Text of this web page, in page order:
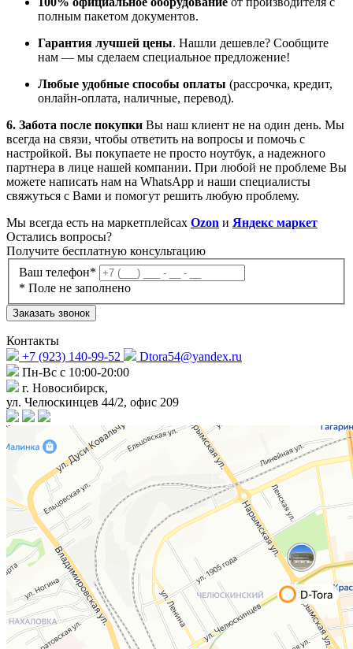
полным пакетом документов.
Гарантия лучшей цены. Нашли дешевле? Сообщите
нам — мы сделаем специальное предложение!
Любые удобные способы оплаты (рассрочка, кредит,
онлайн-оплата, наличные, перевод).
6. Забота после покупки Вы наш клиент не на один день. Мы
всегда на связи, чтобы ответить на вопросы и помочь с
настройкой. Вы покупаете не просто ноутбук, а надежного
партнера в лице нашей компании. При любой не проблеме Вы
можете написать нам на WhatsApp и наши специалисты
свяжуться с Вами и помогут решить любую проблему.
Мы всегда есть на маркетплейсах Ozon и Яндекс маркет
Остались вопросы?
Получите бесплатную консультацию
Ваш телефон*
* Поле не заполнено
Заказать звонок
Контакты
+7 (923) 140-99-52
Dtora54@yandex.ru
Пн-Вс с 10:00-20:00
г. Новосибирск,
ул. Челюскинцев 44/2, офис 209